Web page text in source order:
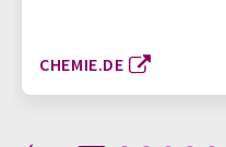
CHEMIE.DE